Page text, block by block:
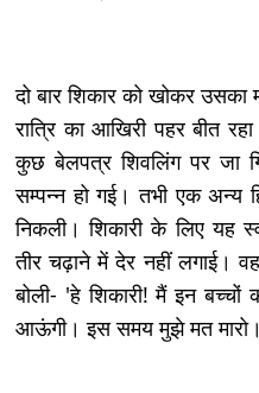
दो बार शिकार को खोकर उसका
रात्रि का आखिरी पहर बीत
कुछ बेलपत्र शिवलिंग पर जा
सम्पन्न हो गई। तभी एक अन्य
निकली। शिकारी के लिए यह
तीर चढ़ाने में देर नहीं लगाई।
बोली- 'हे शिकारी! मैं इन
आऊंगी। इस समय मुझे मत